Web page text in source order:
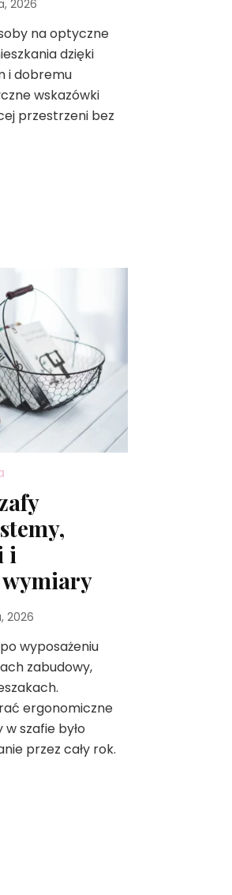
2026
na optyczne
dzięki
i dobremu
wskazówki
przestrzeni bez
i
2026
wyposażeniu
zabudowy,
ergonomiczne
szafie było
przez cały rok.